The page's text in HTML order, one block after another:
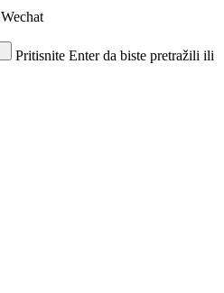
Wechat
Pritisnite Enter da biste pretražili ili